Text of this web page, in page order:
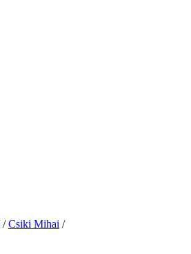
/Csiki Mihai /